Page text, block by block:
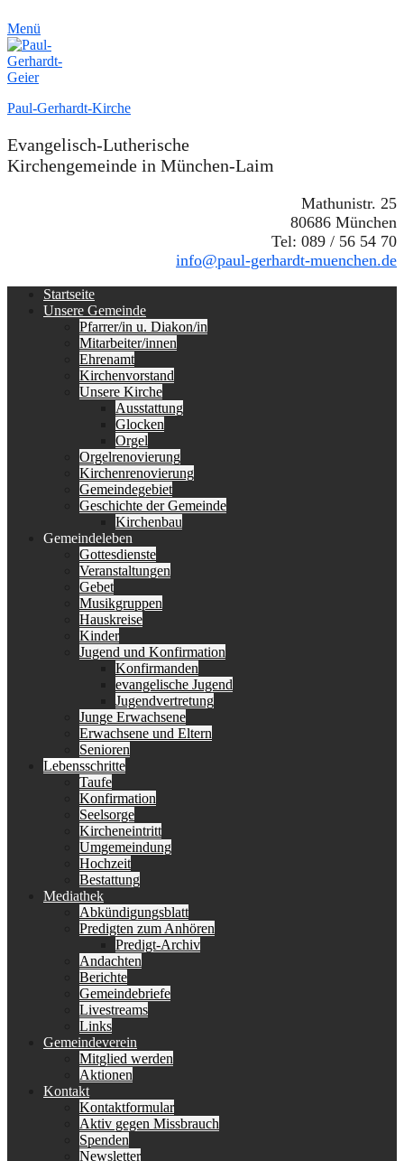
Menü
Paul-Gerhardt-Kirche
Evangelisch-Lutherische
Kirchengemeinde in München-Laim
Mathunistr. 25
80686 München
Tel: 089 / 56 54 70
info@paul-gerhardt-muenchen.de
Erstes
Menü
Startseite
Unsere Gemeinde
Pfarrer/in u. Diakon/in
Mitarbeiter/innen
Ehrenamt
Kirchenvorstand
Unsere Kirche
Ausstattung
Glocken
Orgel
Orgelrenovierung
Kirchenrenovierung
Gemeindegebiet
Geschichte der Gemeinde
Kirchenbau
Gemeindeleben
Gottesdienste
Veranstaltungen
Gebet
Musikgruppen
Hauskreise
Kinder
Jugend und Konfirmation
Konfirmanden
evangelische Jugend
Jugendvertretung
Junge Erwachsene
Erwachsene und Eltern
Senioren
Lebensschritte
Taufe
Konfirmation
Seelsorge
Kircheneintritt
Umgemeindung
Hochzeit
Bestattung
Mediathek
Abkündigungsblatt
Predigten zum Anhören
Predigt-Archiv
Andachten
Berichte
Gemeindebriefe
Livestreams
Links
Gemeindeverein
Mitglied werden
Aktionen
Kontakt
Kontaktformular
Aktiv gegen Missbrauch
Spenden
Newsletter